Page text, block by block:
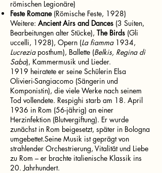
römischen Legionäre)
Feste Romane(Römische Feste, 1928)
Weitere: Ancient Airs and Dances (3 Suiten,
Bearbeitungen alter Stücke), The Birds (Gli
uccelli, 1928), Opern (La fiamma1934,
Lucreziaposthum), Ballette (Belkis, Regina di
Saba), Kammermusik und Lieder.
1919 heiratete er seine Schülerin Elsa
Olivieri-Sangiacomo (Sängerin und
Komponistin), die viele Werke nach seinem
Tod vollendete. Respighi starb am 18. April
1936 in Rom (56-jährig) an einer
Herzinfektion (Blutvergiftung). Er wurde
zunächst in Rom beigesetzt, später in Bologna
umgebettet.Seine Musik ist geprägt von
strahlender Orchestrierung, Vitalität und Liebe
zu Rom – er brachte italienische Klassik ins
20. Jahrhundert.